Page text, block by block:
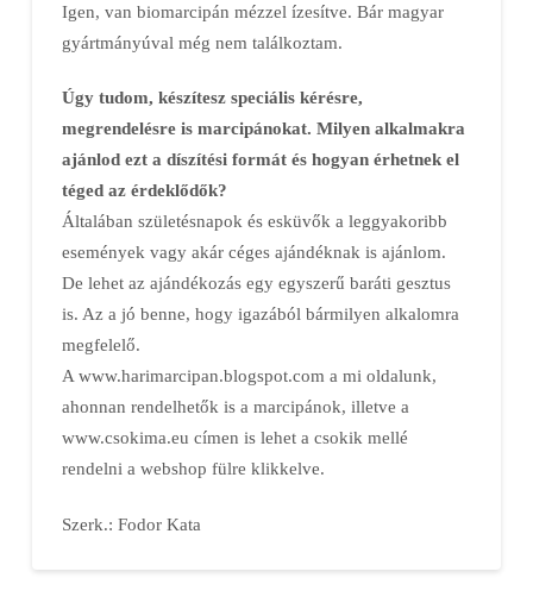
Igen, van biomarcipán mézzel ízesítve. Bár magyar
gyártmányúval még nem találkoztam.
Úgy tudom, készítesz speciális kérésre,
megrendelésre is marcipánokat. Milyen alkalmakra
ajánlod ezt a díszítési formát és hogyan érhetnek el
téged az érdeklődők?
Általában születésnapok és esküvők a leggyakoribb
események vagy akár céges ajándéknak is ajánlom.
De lehet az ajándékozás egy egyszerű baráti gesztus
is. Az a jó benne, hogy igazából bármilyen alkalomra
megfelelő.
A www.harimarcipan.blogspot.com a mi oldalunk,
ahonnan rendelhetők is a marcipánok, illetve a
www.csokima.eu címen is lehet a csokik mellé
rendelni a webshop fülre klikkelve.
Szerk.: Fodor Kata